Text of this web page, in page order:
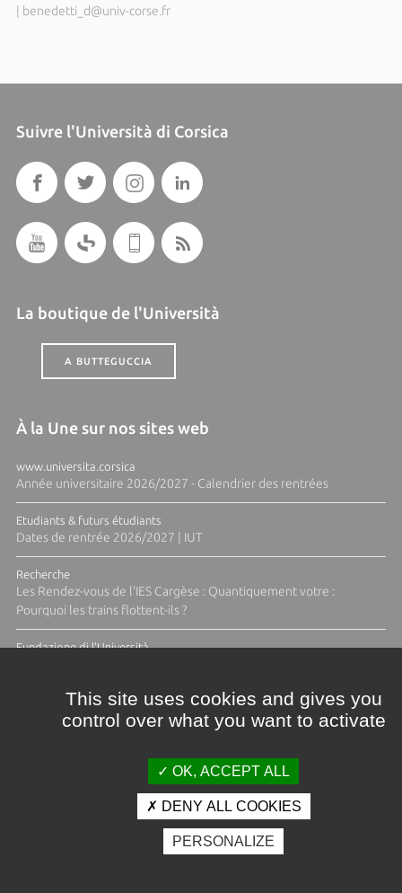
benedetti_d@univ-corse.fr
Suivre l'Università di Corsica
La boutique de l'Università
A BUTTEGUCCIA
À la Une sur nos sites web
www.universita.corsica
Année universitaire 2026/2027 - Calendrier des rentrées
Etudiants & futurs étudiants
Dates de rentrée 2026/2027 | IUT
Recherche
Les Rendez-vous de l'IES Cargèse : Quantiquement votre :
Pourquoi les trains flottent-ils ?
Fundazione di l'Università
Crédits et mentions légales
Espace presse
Photothèque
This site uses cookies and gives you
control over what you want to activate
OK, ACCEPT ALL
DENY ALL COOKIES
PERSONALIZE